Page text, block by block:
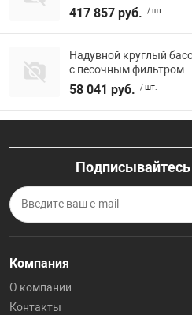
417 857 руб. / шт.
Надувной круглый
с песочным фильтром
58 041 руб. / шт.
Компания
О компании
Контакты